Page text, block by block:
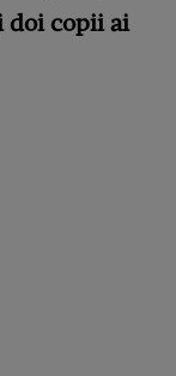
doi copii ai